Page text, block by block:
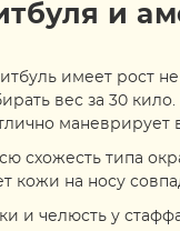
и
имеет рост
вес за 30
маневрирует
схожесть типа
кожи на носу
и челюсть у